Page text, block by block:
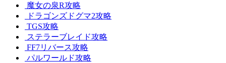
魔女の泉R攻略
ドラゴンズドグマ2攻略
TGS攻略
ステラーブレイド攻略
FF7リバース攻略
パルワールド攻略